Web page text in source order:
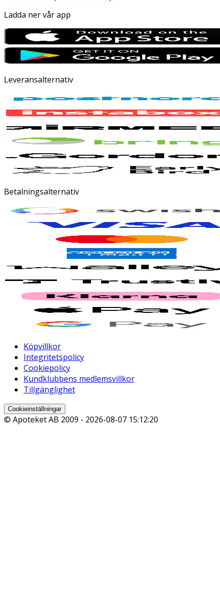
Ladda ner vår app
Leveransalternativ
Betalningsalternativ
Köpvillkor
Integritetspolicy
Cookiepolicy
Kundklubbens medlemsvillkor
Tillgänglighet
Cookieinställningar
© Apoteket AB 2009 - 2026-08-07 15:12:20